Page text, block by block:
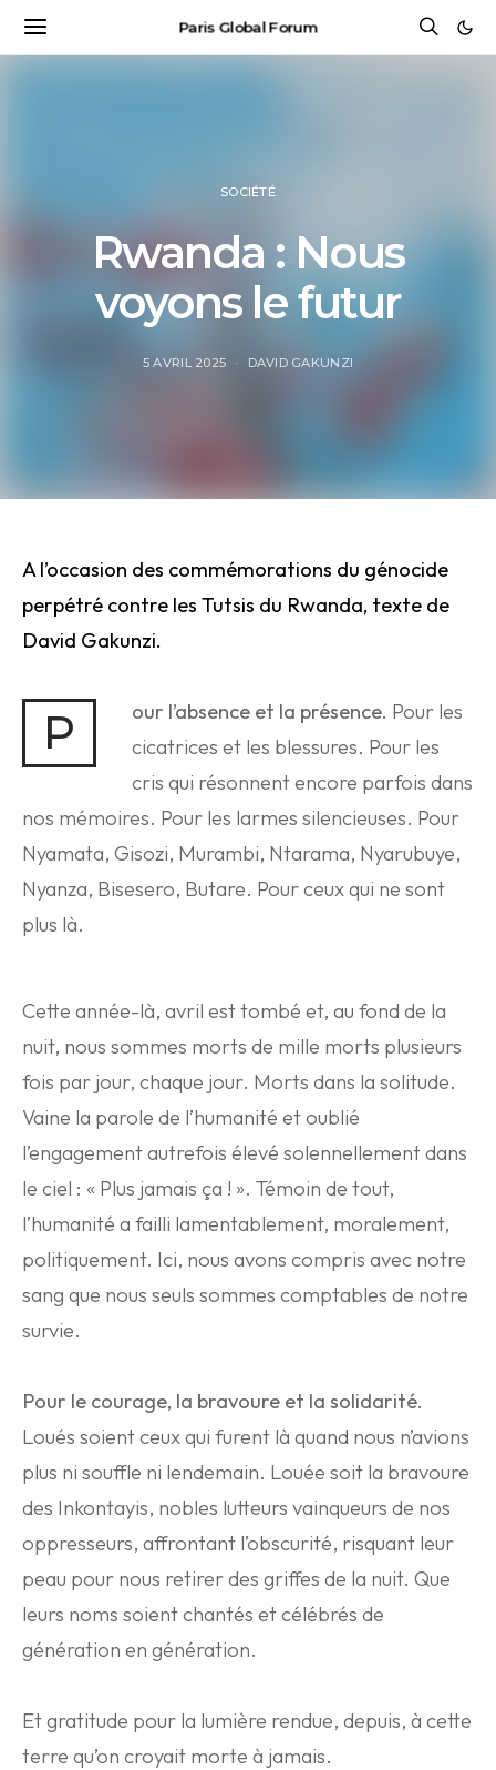
Paris Global Forum
SOCIÉTÉ
Rwanda : Nous
voyons le futur
5 AVRIL 2025 DAVID GAKUNZI
A l’occasion des commémorations du génocide
perpétré contre les Tutsis du Rwanda, texte de
David Gakunzi.
P our l’absence et la présence. Pour les
cicatrices et les blessures. Pour les
cris qui résonnent encore parfois dans
nos mémoires. Pour les larmes silencieuses. Pour
Nyamata, Gisozi, Murambi, Ntarama, Nyarubuye,
Nyanza, Bisesero, Butare. Pour ceux qui ne sont
plus là.
Cette année-là, avril est tombé et, au fond de la
nuit, nous sommes morts de mille morts plusieurs
fois par jour, chaque jour. Morts dans la solitude.
Vaine la parole de l’humanité et oublié
l’engagement autrefois élevé solennellement dans
le ciel : « Plus jamais ça ! ». Témoin de tout,
l’humanité a failli lamentablement, moralement,
politiquement. Ici, nous avons compris avec notre
sang que nous seuls sommes comptables de notre
survie.
Pour le courage, la bravoure et la solidarité.
Loués soient ceux qui furent là quand nous n’avions
plus ni souffle ni lendemain. Louée soit la bravoure
des Inkontayis, nobles lutteurs vainqueurs de nos
oppresseurs, affrontant l’obscurité, risquant leur
peau pour nous retirer des griffes de la nuit. Que
leurs noms soient chantés et célébrés de
génération en génération.
Et gratitude pour la lumière rendue, depuis, à cette
terre qu’on croyait morte à jamais.